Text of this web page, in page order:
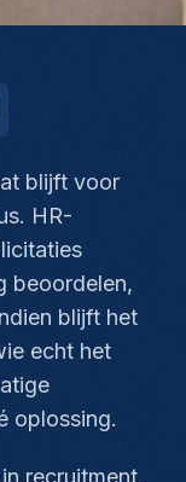
blijft voor
HR-
beoordelen,
blijft het
echt het
oplossing.
recruitment.